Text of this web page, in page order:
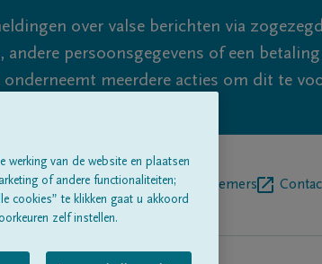
over valse berichten via
persoonsgegevens of een
meerdere acties om dit te
Over onsBegrafenisondernemers
van de website en plaatsen
of andere functionaliteiten;
cookies” te klikken gaat u akkoord
zelf instellen.